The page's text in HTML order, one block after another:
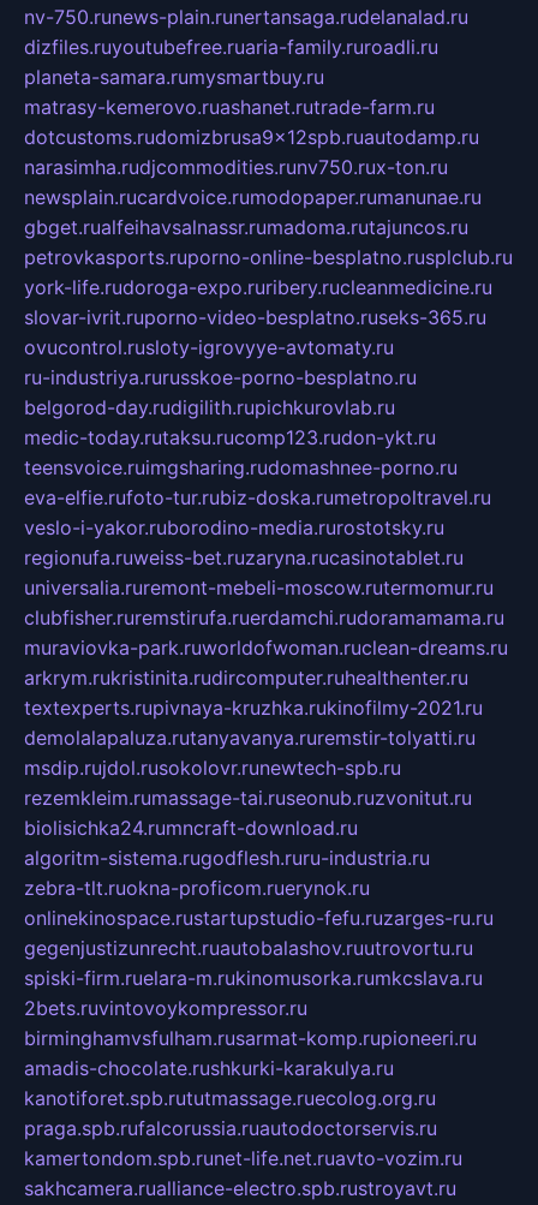
nv-750.runews-plain.runertansaga.rudelanalad.ru
dizfiles.ruyoutubefree.ruaria-family.ruroadli.ru
planeta-samara.rumysmartbuy.ru
matrasy-kemerovo.ruashanet.rutrade-farm.ru
dotcustoms.rudomizbrusa9x12spb.ruautodamp.ru
narasimha.rudjcommodities.runv750.rux-ton.ru
newsplain.rucardvoice.rumodopaper.rumanunae.ru
gbget.rualfeihavsalnassr.rumadoma.rutajuncos.ru
petrovkasports.ruporno-online-besplatno.rusplclub.ru
york-life.rudoroga-expo.ruribery.rucleanmedicine.ru
slovar-ivrit.ruporno-video-besplatno.ruseks-365.ru
ovucontrol.rusloty-igrovyye-avtomaty.ru
ru-industriya.rurusskoe-porno-besplatno.ru
belgorod-day.rudigilith.rupichkurovlab.ru
medic-today.rutaksu.rucomp123.rudon-ykt.ru
teensvoice.ruimgsharing.rudomashnee-porno.ru
eva-elfie.rufoto-tur.rubiz-doska.rumetropoltravel.ru
veslo-i-yakor.ruborodino-media.rurostotsky.ru
regionufa.ruweiss-bet.ruzaryna.rucasinotablet.ru
universalia.ruremont-mebeli-moscow.rutermomur.ru
clubfisher.ruremstirufa.ruerdamchi.rudoramamama.ru
muraviovka-park.ruworldofwoman.ruclean-dreams.ru
arkrym.rukristinita.rudircomputer.ruhealthenter.ru
textexperts.rupivnaya-kruzhka.rukinofilmy-2021.ru
demolalapaluza.rutanyavanya.ruremstir-tolyatti.ru
msdip.rujdol.rusokolovr.runewtech-spb.ru
rezemkleim.rumassage-tai.ruseonub.ruzvonitut.ru
biolisichka24.rumncraft-download.ru
algoritm-sistema.rugodflesh.ruru-industria.ru
zebra-tlt.ruokna-proficom.ruerynok.ru
onlinekinospace.rustartupstudio-fefu.ruzarges-ru.ru
gegenjustizunrecht.ruautobalashov.ruutrovortu.ru
spiski-firm.ruelara-m.rukinomusorka.rumkcslava.ru
2bets.ruvintovoykompressor.ru
birminghamvsfulham.rusarmat-komp.rupioneeri.ru
amadis-chocolate.rushkurki-karakulya.ru
kanotiforet.spb.rututmassage.ruecolog.org.ru
praga.spb.rufalcorussia.ruautodoctorservis.ru
kamertondom.spb.runet-life.net.ruavto-vozim.ru
sakhcamera.rualliance-electro.spb.rustroyavt.ru